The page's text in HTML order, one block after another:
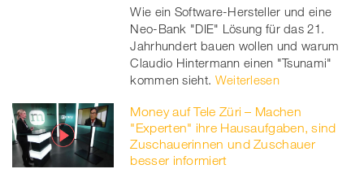
Wie ein Software-Hersteller und eine
Neo-Bank "DIE" Lösung für das 21.
Jahrhundert bauen wollen und warum
Claudio Hintermann einen "Tsunami"
kommen sieht. Weiterlesen
Money auf Tele Züri – Machen
"Experten" ihre Hausaufgaben, sind
Zuschauerinnen und Zuschauer
besser informiert